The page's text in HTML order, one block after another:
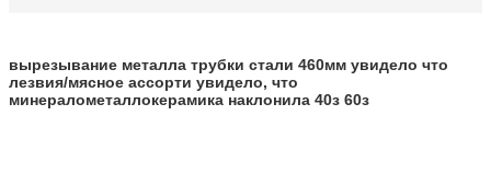
вырезывание металла трубки стали 460мм увидело что
лезвия/мясное ассорти увидело, что
минералометаллокерамика наклонила 40з 60з